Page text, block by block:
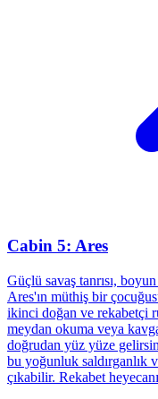
Cabin 5: Ares
Güçlü savaş tanrısı,
Ares'ın müthiş bir
ikinci doğan ve rekabetçi
meydan okuma veya
doğrudan yüz yüze
bu yoğunluk saldırganlık
çıkabilir. Rekabet